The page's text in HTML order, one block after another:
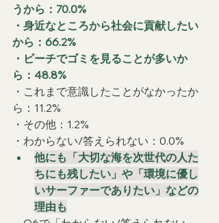
うから：70.0%
・身近なところから社会に貢献したい
から：66.2%
・ビーチでゴミを見ることが多いか
ら：48.8%
・これまで意識したことがなかったか
ら：11.2%
・その他：1.2%
・わからない/答えられない：0.0%
他にも「大切な海を次世代の人た
ちにも残したい」や「環境に優し
いサーファーでありたい」などの
理由も